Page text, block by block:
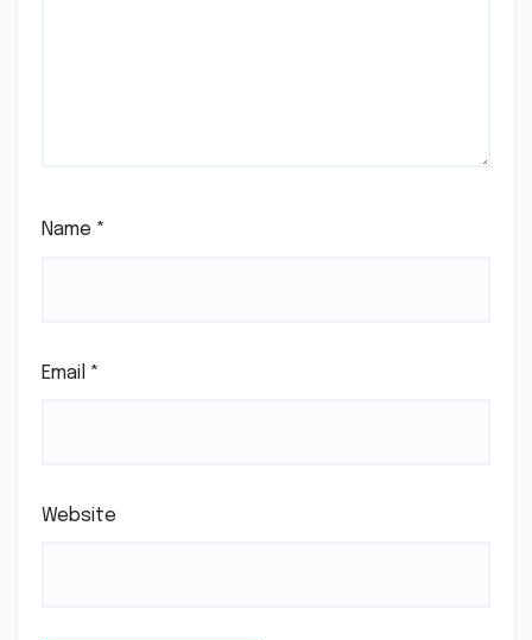
Name *
Email *
Website